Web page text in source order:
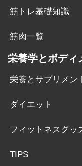
筋トレ基礎知識
筋肉一覧
栄養学とボディ
栄養とサプリメン
ダイエット
フィットネスグッ
TIPS